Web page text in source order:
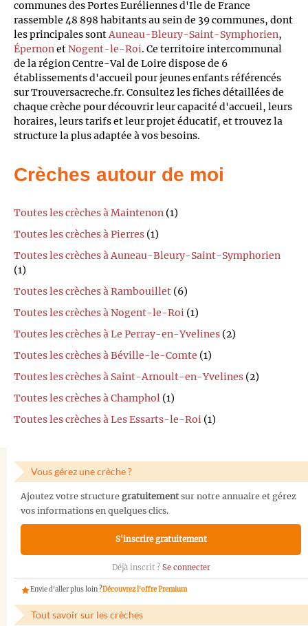
communes des Portes Euréliennes d'Ile de France
rassemble 48 898 habitants au sein de 39 communes, dont
les principales sontAuneau-Bleury-Saint-Symphorien,
ÉpernonetNogent-le-Roi. Ce territoire intercommunal
de la région Centre-Val de Loire dispose de 6
établissements d'accueil pour jeunes enfants référencés
sur Trouversacreche.fr. Consultez les fiches détaillées de
chaque crèche pour découvrir leur capacité d'accueil, leurs
horaires, leurs tarifs et leur projet éducatif, et trouvez la
structure la plus adaptée à vos besoins.
Crèches autour de moi
Toutes les crèches à Maintenon (1)
Toutes les crèches à Pierres (1)
Toutes les crèches à Auneau-Bleury-Saint-Symphorien
(1)
Toutes les crèches à Rambouillet (6)
Toutes les crèches à Nogent-le-Roi (1)
Toutes les crèches à Le Perray-en-Yvelines (2)
Toutes les crèches à Béville-le-Comte (1)
Toutes les crèches à Saint-Arnoult-en-Yvelines (2)
Toutes les crèches à Champhol (1)
Toutes les crèches à Les Essarts-le-Roi (1)
Vous gérez une crèche ?
Ajoutez votre structure gratuitementsur notre annuaire et gérez
vos informations en quelques clics.
S'inscrire gratuitement
Déjà inscrit ? Se connecter
Envie d'aller plus loin ?Découvrez l'offre Premium
Tout savoir sur les crèches